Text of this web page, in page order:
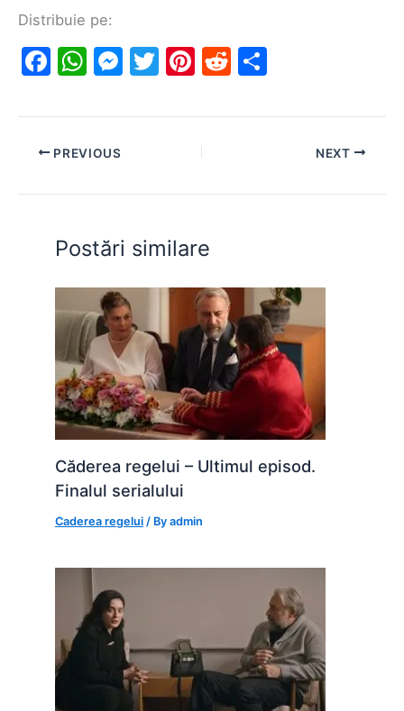
Distribuie pe:
F
c
e
o
o
k
W
at
s
p
p
M
s
n
g
er
T
itt
Pi
er
e
R
d ar
PREVIOUS NEXT
Postări similare
Căderea regelui – Ultimul episod.
Finalul serialului
Caderea regelui / Byadmin